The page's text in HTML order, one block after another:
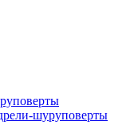
шуруповерты